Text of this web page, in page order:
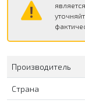
Производитель
Страна